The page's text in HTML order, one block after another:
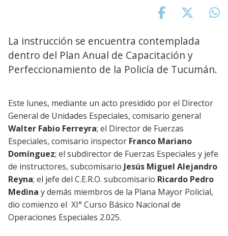
La instrucción se encuentra contemplada
dentro del Plan Anual de Capacitación y
Perfeccionamiento de la Policía de Tucumán.
Este lunes, mediante un acto presidido por el Director
General de Unidades Especiales, comisario general
Walter Fabio Ferreyra; el Director de Fuerzas
Especiales, comisario inspector Franco Mariano
Domínguez; el subdirector de Fuerzas Especiales y jefe
de instructores, subcomisario Jesús Miguel Alejandro
Reyna; el jefe del C.E.R.O. subcomisario Ricardo Pedro
Medina y demás miembros de la Plana Mayor Policial,
dio comienzo el XI° Curso Básico Nacional de
Operaciones Especiales 2.025.